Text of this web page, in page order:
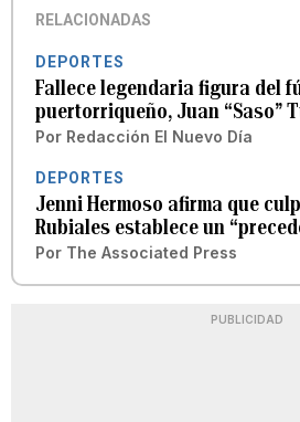
RELACIONADAS
DEPORTES
Fallece legendaria figura del
puertorriqueño, Juan “Saso”
Por Redacción El Nuevo Día
DEPORTES
Jenni Hermoso afirma que
Rubiales establece un
Por The Associated Press
PUBLICIDAD